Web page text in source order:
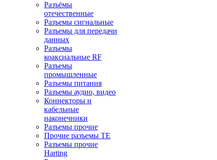
Разъёмы
отечественные
Разъeмы сигнальные
Разъeмы для передачи
данных
Разъeмы
коаксиальные RF
Разъeмы
промышленные
Разъeмы питания
Разъeмы аудио, видео
Коннекторы и
кабельные
наконечники
Разъeмы прочие
Прочие разъемы TE
Разъемы прочие
Harting